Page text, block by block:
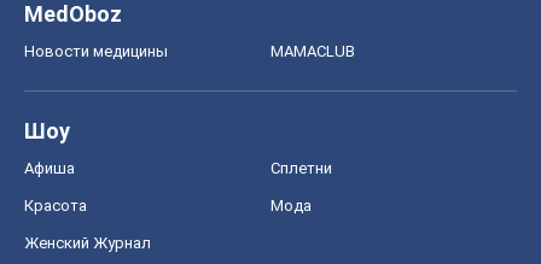
MedOboz
Новости медицины MAMACLUB
Шоу
Афиша Сплетни
Красота Мода
Женский Журнал